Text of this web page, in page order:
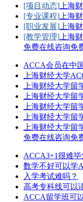
[项目动态] 上海
[专业课程] 上海
[职业发展] 上海
[教学管理] 上海
免费在线咨询免
ACCA会员在中
上海财经大学
上海财经大学留
上海财经大学留
上海财经大学留
上海财经大学留
上海财经大学留
免费在线咨询免
ACCA3+1很难毕
数学不好可以学
入学考试难吗？
高考专科线可以
ACCA留学班可